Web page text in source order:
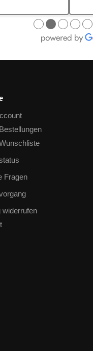
●●●●●
Fragen
widerrufen